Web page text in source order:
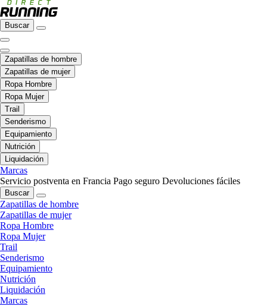
Buscar
Zapatillas de hombre
Zapatillas de mujer
Ropa Hombre
Ropa Mujer
Trail
Senderismo
Equipamiento
Nutrición
Liquidación
Marcas
Servicio postventa en Francia Pago seguro Devoluciones fáciles
Buscar
Zapatillas de hombre
Zapatillas de mujer
Ropa Hombre
Ropa Mujer
Trail
Senderismo
Equipamiento
Nutrición
Liquidación
Marcas